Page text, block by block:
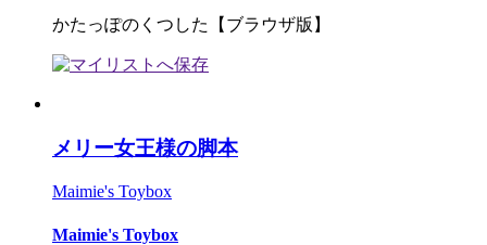
かたっぽのくつした【ブラウザ版】
メリー女王様の脚本
Maimie's Toybox
Maimie's Toybox